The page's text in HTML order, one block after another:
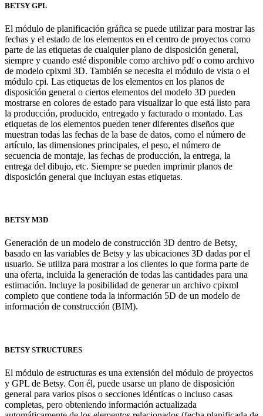
BETSY GPL
El módulo de planificación gráfica se puede utilizar para mostrar las
fechas y el estado de los elementos en el centro de proyectos como
parte de las etiquetas de cualquier plano de disposición general,
siempre y cuando esté disponible como archivo pdf o como archivo
de modelo cpixml 3D. También se necesita el módulo de vista o el
módulo cpi. Las etiquetas de los elementos en los planos de
disposición general o ciertos elementos del modelo 3D pueden
mostrarse en colores de estado para visualizar lo que está listo para
la producción, producido, entregado y facturado o montado. Las
etiquetas de los elementos pueden tener diferentes diseños que
muestran todas las fechas de la base de datos, como el número de
artículo, las dimensiones principales, el peso, el número de
secuencia de montaje, las fechas de producción, la entrega, la
entrega del dibujo, etc. Siempre se pueden imprimir planos de
disposición general que incluyan estas etiquetas.
BETSY M3D
Generación de un modelo de construcción 3D dentro de Betsy,
basado en las variables de Betsy y las ubicaciones 3D dadas por el
usuario. Se utiliza para mostrar a los clientes lo que forma parte de
una oferta, incluida la generación de todas las cantidades para una
estimación. Incluye la posibilidad de generar un archivo cpixml
completo que contiene toda la información 5D de un modelo de
información de construcción (BIM).
BETSY STRUCTURES
El módulo de estructuras es una extensión del módulo de proyectos
y GPL de Betsy. Con él, puede usarse un plano de disposición
general para varios pisos o secciones idénticas o incluso casas
completas, pero obteniendo información actualizada